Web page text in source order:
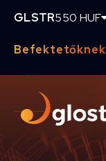
GLSTR550 HUF
Befektetőknek